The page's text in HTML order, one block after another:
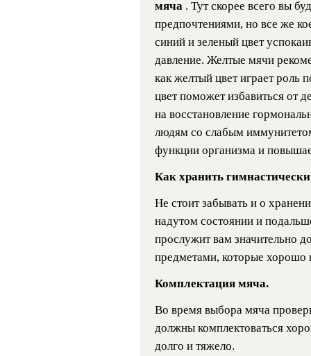
мяча . Тут скорее всего вы
предпочтениями, но все же
синий и зеленый цвет
давление. Желтые мячи
как желтый цвет играет роль
цвет поможет избавиться от
на восстановление
людям со слабым
функции организма и
Как хранить
Не стоит забывать и о
надутом состоянии и
прослужит вам значительно
предметами, которые хорошо
Комплектация мяча.
Во время выбора мяча
должны комплектоваться
долго и тяжело.